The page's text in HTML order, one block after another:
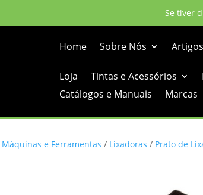
Se tiver
Home Sobre Nós Artigos
Loja Tintas e Acessórios
Catálogos e Manuais
Marcas
Máquinas e Ferramentas / Lixadoras / Prato de